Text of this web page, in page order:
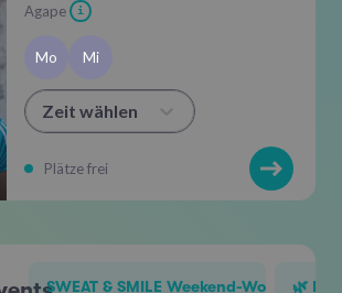
Agape i
Mo Mi
Zeit wählen
Plätze frei
SWEAT & SMILE Weekend-Workout
🌿